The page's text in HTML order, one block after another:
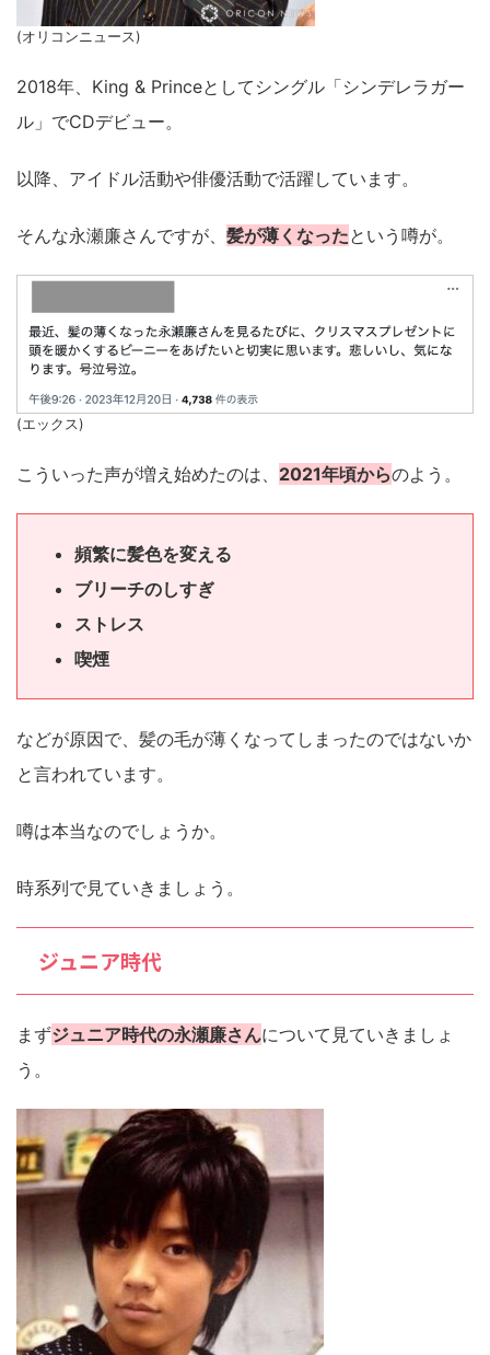
(オリコンニュース)
2018年、King & Princeとしてシングル「シンデレラガー
ル」でCDデビュー。
以降、アイドル活動や俳優活動で活躍しています。
そんな永瀬廉さんですが、 髪が薄くなったという噂が。
(エックス)
こういった声が増え始めたのは、 2021年頃からのよう。
頻繁に髪色を変える
ブリーチのしすぎ
ストレス
喫煙
などが原因で、髪の毛が薄くなってしまったのではないか
と言われています。
噂は本当なのでしょうか。
時系列で見ていきましょう。
ジュニア時代
まずジュニア時代の永瀬廉さんについて見ていきましょ
う。